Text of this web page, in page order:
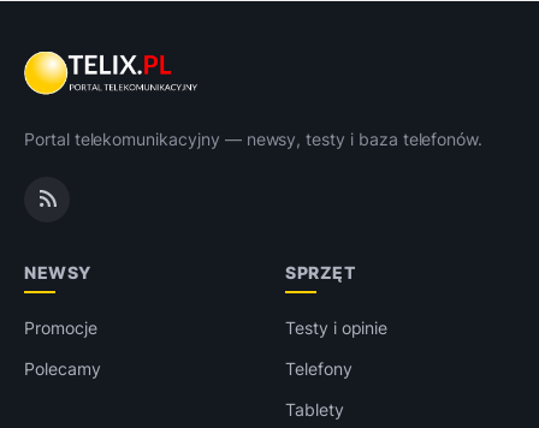
Portal telekomunikacyjny — newsy, testy i baza telefonów.
NEWSY
Promocje
Polecamy
SPRZĘT
Testy i opinie
Telefony
Tablety